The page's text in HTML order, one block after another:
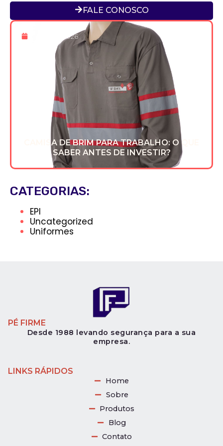
FALE CONOSCO
13 De Fev 2026
CAMISA DE BRIM PARA TRABALHO: O QUE
SABER ANTES DE INVESTIR?
CATEGORIAS:
EPI
Uncategorized
Uniformes
PÉ FIRME
Desde 1988 levando segurança para a sua
empresa.
LINKS RÁPIDOS
Home
Sobre
Produtos
Blog
Contato